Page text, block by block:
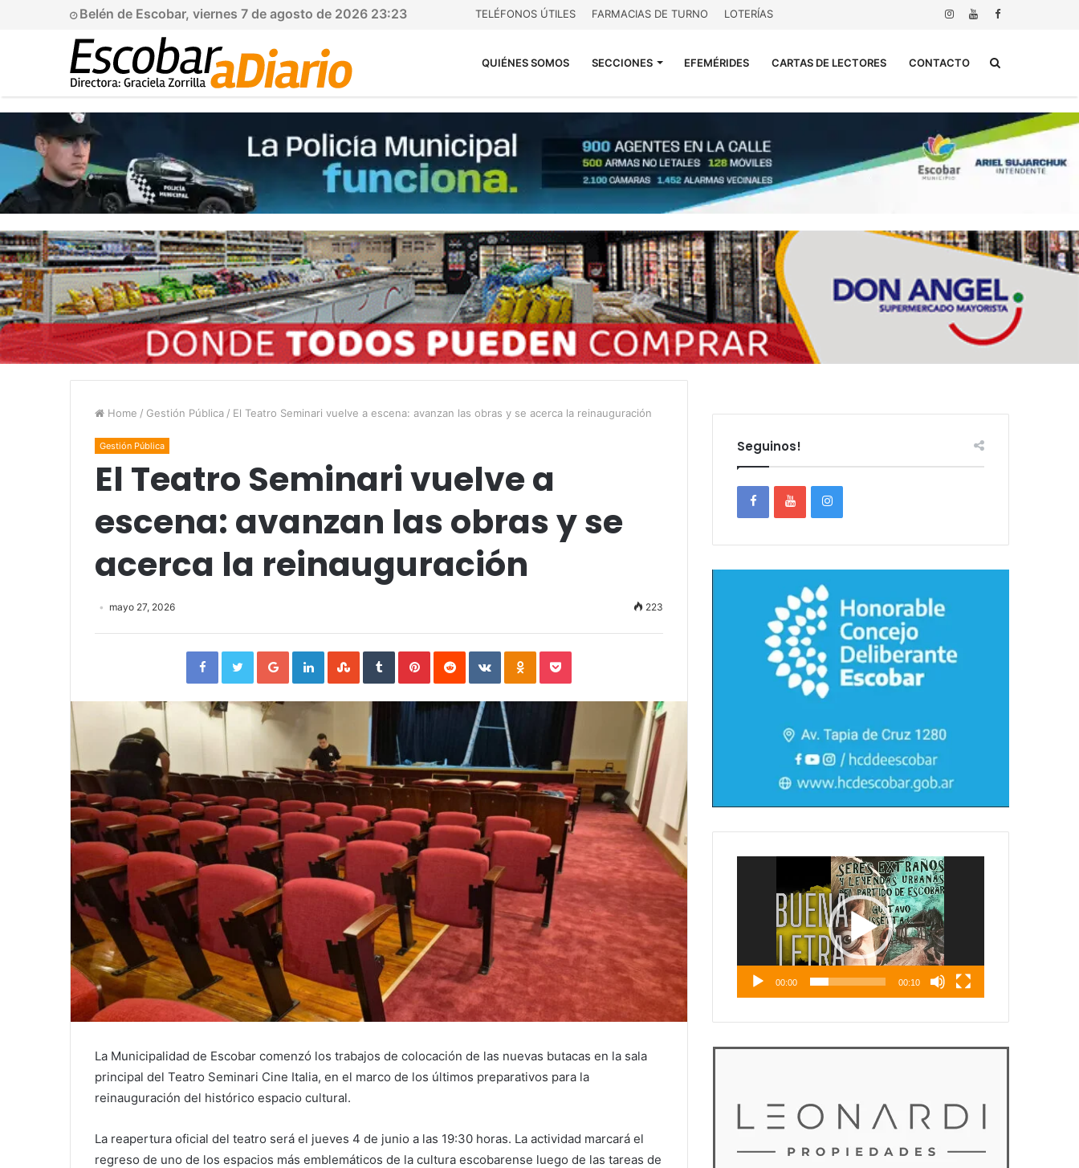
Belén de Escobar, viernes 7 de agosto de 2026 23:23 TELÉFONOS ÚTILES FARMACIAS DE TURNO LOTERÍAS
QUIÉNES SOMOS SECCIONES EFEMÉRIDES CARTAS DE LECTORES CONTACTO
Home / Gestión Pública / El Teatro Seminari vuelve a escena: avanzan las obras y se acerca la reinauguración
Gestión Pública
El Teatro Seminari vuelve a
escena: avanzan las obras y se
acerca la reinauguración
mayo 27, 2026 223
FacebookTwitterGoogle+LinkedInStumbleUpon
TumblrPinterestReddit VKontakteOdnoklassniki
Pocket
La Municipalidad de Escobar comenzó los trabajos de colocación de las nuevas butacas en la sala
principal del Teatro Seminari Cine Italia, en el marco de los últimos preparativos para la
reinauguración del histórico espacio cultural.
La reapertura oficial del teatro será el jueves 4 de junio a las 19:30 horas. La actividad marcará el
regreso de uno de los espacios más emblemáticos de la cultura escobarense luego de las tareas de
Seguinos!
00:00 00:10